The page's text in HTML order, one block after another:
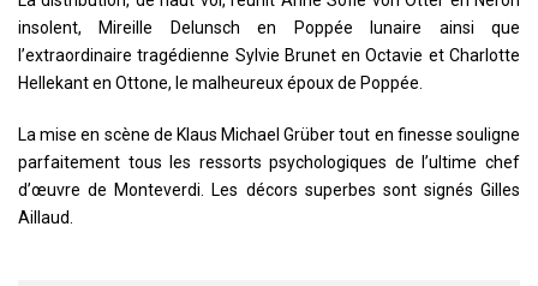
insolent, Mireille Delunsch en Poppée lunaire ainsi que
l’extraordinaire tragédienne Sylvie Brunet en Octavie et Charlotte
Hellekant en Ottone, le malheureux époux de Poppée.
La mise en scène de Klaus Michael Grüber tout en finesse souligne
parfaitement tous les ressorts psychologiques de l’ultime chef
d’œuvre de Monteverdi. Les décors superbes sont signés Gilles
Aillaud.